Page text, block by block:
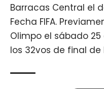
Barracas Central el
Fecha FIFA.
Olimpo el sábado
los 32vos de final